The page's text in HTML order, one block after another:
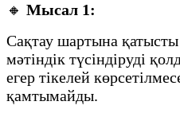
🔸 Мысал 1:
Сақтау шартына қатысты
мәтіндік түсіндіруді
егер тікелей
қамтымайды.